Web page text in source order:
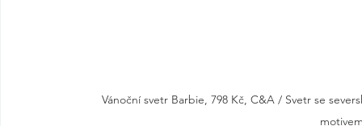
Vánoční svetr Barbie, 798 Kč, C&A / Svetr se